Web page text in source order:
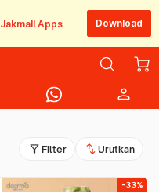
Jakmall Apps Download
person
filter_alt Filter swap_vert Urutkan
-33%